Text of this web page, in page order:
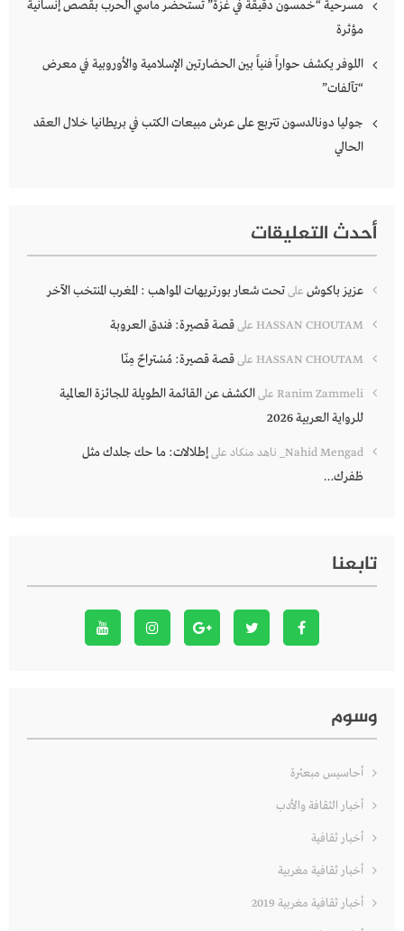
مسرحية “خمسون دقيقة في غزة” تستحضر مآسي الحرب بقصص إنسانية
مؤثرة
اللوفر يكشف حواراً فنياً بين الحضارتين الإسلامية والأوروبية في معرض
“تآلفات”
جوليا دونالدسون تتربع على عرش مبيعات الكتب في بريطانيا خلال العقد
الحالي
أحدث التعليقات
عزيز باكوش علىتحت شعار بورتريهات المواهب : المغرب المنتخب الآخر
HASSAN CHOUTAM علىقصة قصيرة: فندق العروبة
HASSAN CHOUTAM علىقصة قصيرة: مُسْتراحٌ مِنّا
Ranim Zammeli علىالكشف عن القائمة الطويلة للجائزة العالمية
للرواية العربية 2026
Nahid Mengad_ ناهد منكاد علىإطلالات: ما حك جلدك مثل
ظفرك…
تابعنا
وسوم
أحاسيس مبعثرة
أخبار الثقافة والأدب
أخبار ثقافية
أخبار ثقافية مغربية
أخبار ثقافية مغربية 2019